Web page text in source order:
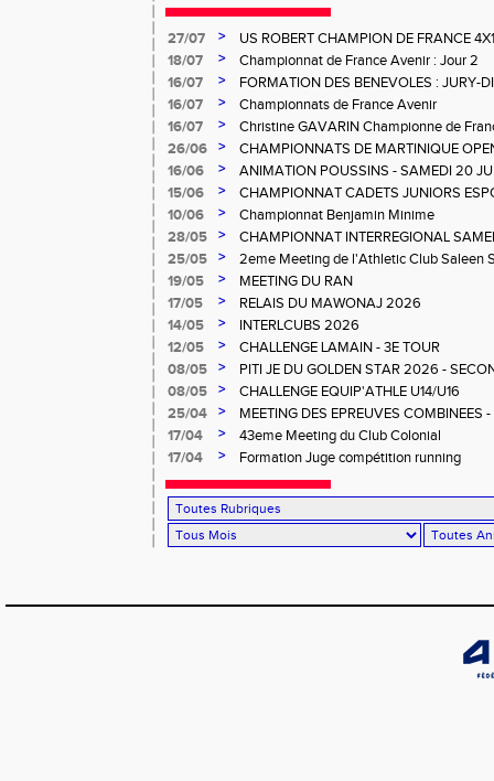
27/07 >
US ROBERT CHAMPION DE FRANCE
18/07
>
Championnat de France Avenir : Jour 2
16/07
>
FORMATION DES BENEVOLES : JURY-
16/07
>
Championnats de France Avenir
16/07
>
Christine GAVARIN Championne de
26/06
>
CHAMPIONNATS DE MARTINIQUE
16/06
>
ANIMATION POUSSINS - SAMEDI 20
15/06
>
CHAMPIONNAT CADETS JUNIORS
10/06
>
Championnat Benjamin Minime
28/05
>
CHAMPIONNAT INTERREGIONAL
Gosier
25/05 >
2eme Meeting de l'Athletic Club Saleen
19/05
>
MEETING DU RAN
17/05
>
RELAIS DU MAWONAJ 2026
14/05
>
INTERLCUBS 2026
12/05
>
CHALLENGE LAMAIN - 3E TOUR
08/05
>
PITI JE DU GOLDEN STAR 2026 -
08/05
>
CHALLENGE EQUIP'ATHLE U14/U16
25/04
>
MEETING DES EPREUVES
Salée
17/04 >
43eme Meeting du Club Colonial
17/04
> Formation Juge compétition running